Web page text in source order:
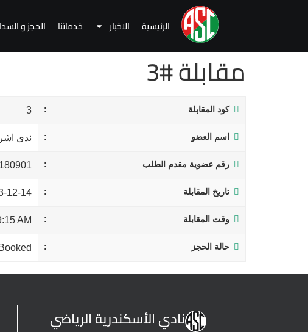
الرئيسية الاخبار خدماتنا الحجز و
مقابلة #3
كود المقابلة 3
اسم العضو ندى
رقم عضوية مقدم الطلب
تاريخ المقابلة 12-14
وقت المقابلة AM
حالة الحجز Booked
نادي الأسكندرية الرياضي